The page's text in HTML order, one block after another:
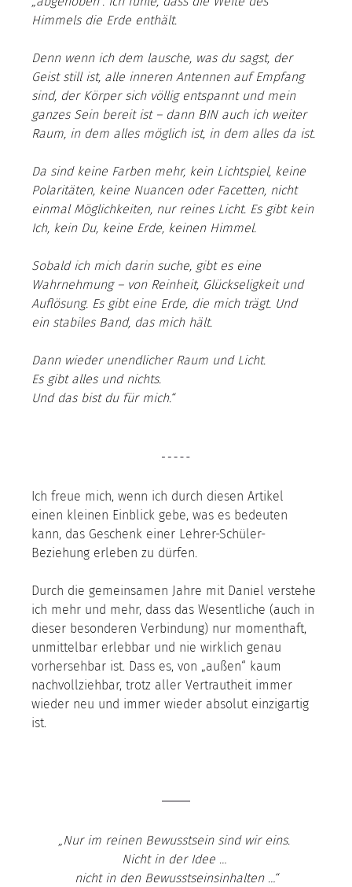
Himmels die Erde enthält.
Denn wenn ich dem lausche, was du sagst, der
Geist still ist, alle inneren Antennen auf Empfang
sind, der Körper sich völlig entspannt und mein
ganzes Sein bereit ist – dann BIN auch ich weiter
Raum, in dem alles möglich ist, in dem alles da ist.
Da sind keine Farben mehr, kein Lichtspiel, keine
Polaritäten, keine Nuancen oder Facetten, nicht
einmal Möglichkeiten, nur reines Licht. Es gibt kein
Ich, kein Du, keine Erde, keinen Himmel.
Sobald ich mich darin suche, gibt es eine
Wahrnehmung – von Reinheit, Glückseligkeit und
Auflösung. Es gibt eine Erde, die mich trägt. Und
ein stabiles Band, das mich hält.
Dann wieder unendlicher Raum und Licht.
Es gibt alles und nichts.
Und das bist du für mich.“
Ich freue mich, wenn ich durch diesen Artikel
einen kleinen Einblick gebe, was es bedeuten
kann, das Geschenk einer Lehrer-Schüler-
Beziehung erleben zu dürfen.
Durch die gemeinsamen Jahre mit Daniel verstehe
ich mehr und mehr, dass das Wesentliche (auch in
dieser besonderen Verbindung) nur momenthaft,
unmittelbar erlebbar und nie wirklich genau
vorhersehbar ist. Dass es, von „außen“ kaum
nachvollziehbar, trotz aller Vertrautheit immer
wieder neu und immer wieder absolut einzigartig
ist.
„Nur im reinen Bewusstsein sind wir eins.
Nicht in der Idee …
nicht in den Bewusstseinsinhalten …“